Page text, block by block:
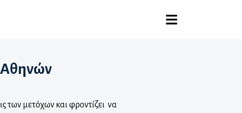
Αθηνών
των μετόχων και φροντίζει να